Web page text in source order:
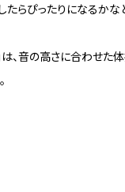
たらぴったりになるかな
は、音の高さに合わせた